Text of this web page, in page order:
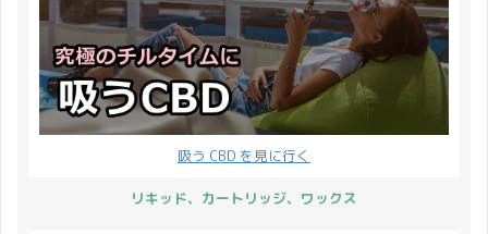
下さい ...
ト ...
吸う CBD を見に行く
リキッド、カートリッジ、ワックス